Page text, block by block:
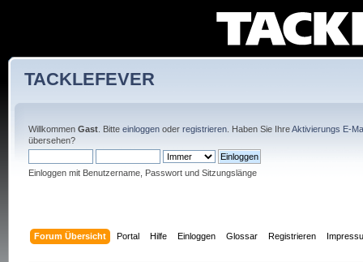
TACKLEFEVER
Willkommen Gast. Bitte einloggenoder registrieren. Haben Sie IhreAktivierungs E-
übersehen?
Einloggen mit Benutzername, Passwort und Sitzungslänge
Forum Übersicht Portal Hilfe Einloggen Glossar Registrieren